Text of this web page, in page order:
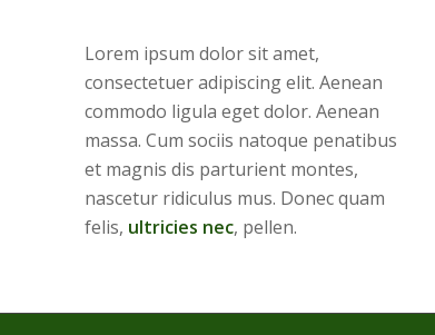
Lorem ipsum dolor sit amet,
consectetuer adipiscing elit. Aenean
commodo ligula eget dolor. Aenean
massa. Cum sociis natoque penatibus
et magnis dis parturient montes,
nascetur ridiculus mus. Donec quam
felis, ultricies nec, pellen.